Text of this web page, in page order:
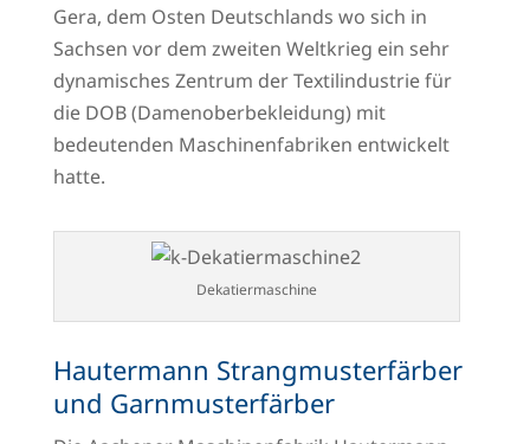
Gera, dem Osten Deutschlands wo sich in
Sachsen vor dem zweiten Weltkrieg ein sehr
dynamisches Zentrum der Textilindustrie für
die DOB (Damenoberbekleidung) mit
bedeutenden Maschinenfabriken entwickelt
hatte.
Dekatiermaschine
Hautermann Strangmusterfärber
und Garnmusterfärber